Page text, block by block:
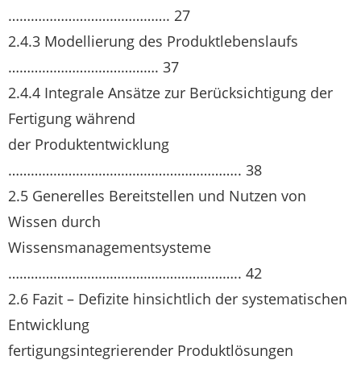
……………………………………. 27
2.4.3 Modellierung des Produktlebenslaufs
…………………………………. 37
2.4.4 Integrale Ansätze zur Berücksichtigung der
Fertigung während
der Produktentwicklung
…………………………………………………….. 38
2.5 Generelles Bereitstellen und Nutzen von
Wissen durch
Wissensmanagementsysteme
…………………………………………………….. 42
2.6 Fazit – Defizite hinsichtlich der systematischen
Entwicklung
fertigungsintegrierender Produktlösungen